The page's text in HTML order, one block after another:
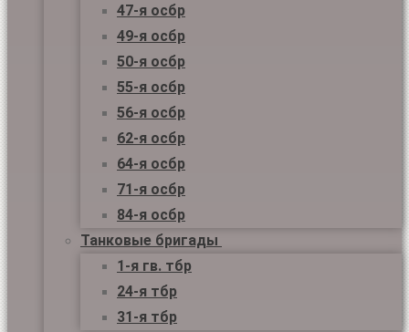
47-я осбр
49-я осбр
50-я осбр
55-я осбр
56-я осбр
62-я осбр
64-я осбр
71-я осбр
84-я осбр
Танковые бригады
1-я гв. тбр
24-я тбр
31-я тбр